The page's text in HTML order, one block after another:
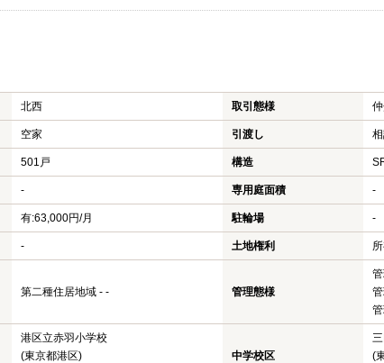
北西 取引態様
空家 引渡し
501戸 構造
- 専用庭面積 -
有:63,000円/月 駐輪場 -
- 土地権利
第二種住居地域 - - 管理態様
港区立赤羽小学校
(東京都港区)
中学校区
(